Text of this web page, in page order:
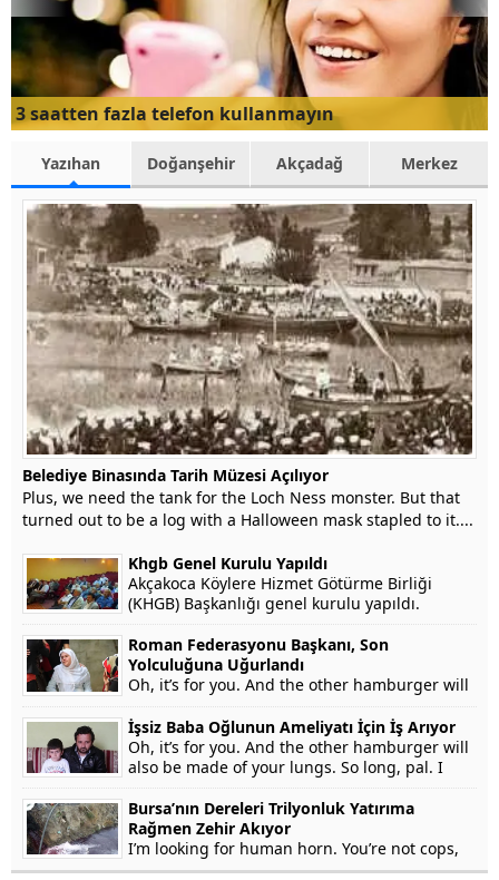
3 saatten fazla telefon kullanmayın
Yazıhan Doğanşehir Akçadağ Merkez
Belediye Binasında Tarih Müzesi Açılıyor
Plus, we need the tank for the Loch Ness monster. But that
turned out to be a log with a Halloween mask stapled to it....
Khgb Genel Kurulu Yapıldı
Akçakoca Köylere Hizmet Götürme Birliği
(KHGB) Başkanlığı genel kurulu yapıldı.
Roman Federasyonu Başkanı, Son
Yolculuğuna Uğurlandı
Oh, it’s for you. And the other hamburger will
also be made of your lungs. So long, pal. I
won’t testify on grounds that my...
İşsiz Baba Oğlunun Ameliyatı İçin İş Arıyor
Oh, it’s for you. And the other hamburger will
also be made of your lungs. So long, pal. I
won’t testify on grounds that my...
Bursa’nın Dereleri Trilyonluk Yatırıma
Rağmen Zehir Akıyor
I’m looking for human horn. You’re not cops,
right? Of course not. In fact, he’s a crook. Yep.